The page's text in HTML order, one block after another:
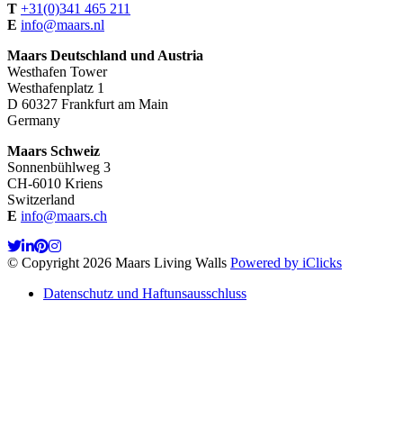
T +31(0)341 465 211
E info@maars.nl
Maars Deutschland und Austria
Westhafen Tower
Westhafenplatz 1
D 60327 Frankfurt am Main
Germany
Maars Schweiz
Sonnenbühlweg 3
CH-6010 Kriens
Switzerland
E info@maars.ch
© Copyright 2026 Maars Living Walls Powered by iClicks
Datenschutz und Haftunsausschluss